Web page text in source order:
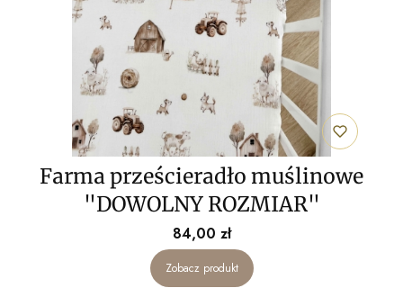
Farma prześcieradło muślinowe
"DOWOLNY ROZMIAR"
Cena
84,00 zł
Zobacz produkt